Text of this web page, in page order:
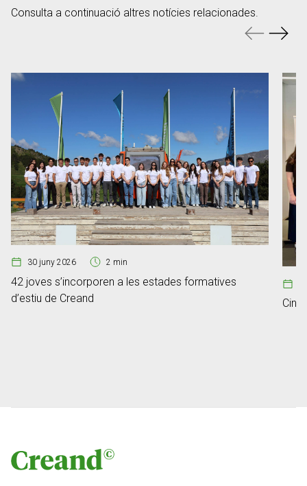
Consulta a continuació altres notícies relacionades.
30 juny 2026 2 min
42 joves s’incorporen a les estades formatives
d’estiu de Creand
Cinc